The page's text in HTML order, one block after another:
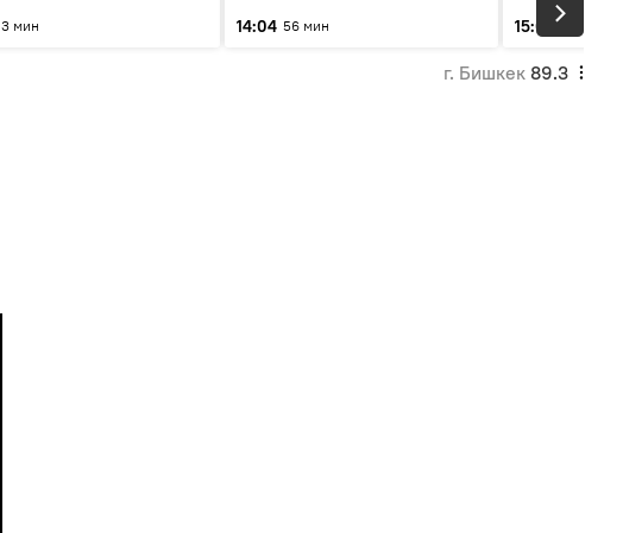
3 мин
глазами аналитиков
14:04 56 мин 15:01 3 мин
г. Бишкек 89.3